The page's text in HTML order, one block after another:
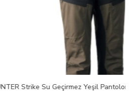
Su Geçirmez Yeşil Pantolon 56